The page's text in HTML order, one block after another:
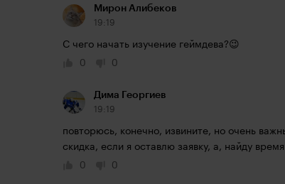
Мирон Алибеков
19:19
С чего начать изучение геймдева?😉
0
0
Дима Георгиев
19:19
повторюсь, конечно, извините, но очень
скидка, если я оставлю заявку, а, найду
0
0